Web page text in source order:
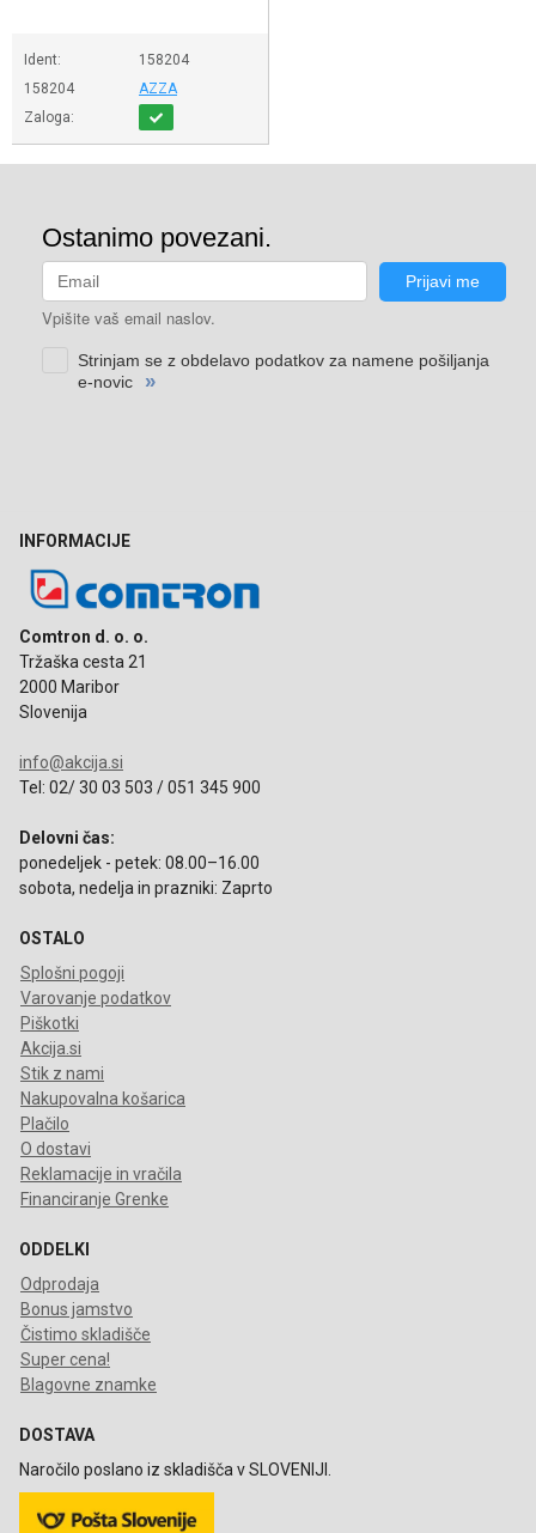
Ident:
158204
158204
AZZA
Zaloga:
INFORMACIJE
Comtron d. o. o.
Tržaška cesta 21
2000 Maribor
Slovenija
info@akcija.si
Tel: 02/ 30 03 503 / 051 345 900
Delovni čas:
ponedeljek - petek: 08.00–16.00
sobota, nedelja in prazniki: Zaprto
OSTALO
Splošni pogoji
Varovanje podatkov
Piškotki
Akcija.si
Stik z nami
Nakupovalna košarica
Plačilo
O dostavi
Reklamacije in vračila
Financiranje Grenke
ODDELKI
Odprodaja
Bonus jamstvo
Čistimo skladišče
Super cena!
Blagovne znamke
DOSTAVA
Naročilo poslano iz skladišča v SLOVENIJI.